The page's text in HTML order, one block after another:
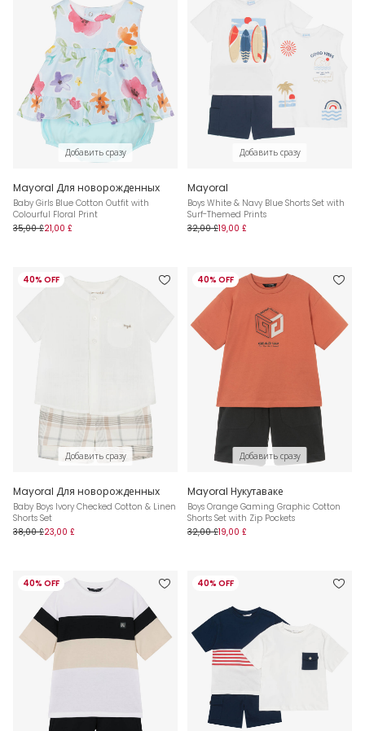
Добавить сразу
Mayoral Для новорожденных
Baby Girls Blue Cotton Outfit with
Colourful Floral Print
35,00 £21,00 £
Добавить сразу
Mayoral
Boys White & Navy Blue Shorts Set with
Surf-Themed Prints
32,00 £19,00 £
40% OFF
Добавить сразу
Mayoral Для новорожденных
Baby Boys Ivory Checked Cotton & Linen
Shorts Set
38,00 £23,00 £
40% OFF
Добавить сразу
Mayoral Нукутаваке
Boys Orange Gaming Graphic Cotton
Shorts Set with Zip Pockets
32,00 £19,00 £
40% OFF 40% OFF